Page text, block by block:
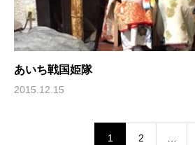
あいち戦国姫隊
2015.12.15
1 2